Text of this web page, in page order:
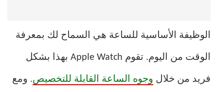
الوظيفة الأساسية للساعة هي السماح لك بمعرفة
الوقت من اليوم. تقوم Apple Watch بهذا بشكل
فريد من خلال وجوه الساعة القابلة للتخصيص. ومع